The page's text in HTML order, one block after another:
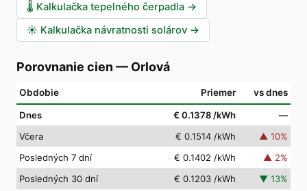
🌡️ Kalkulačka tepelného čerpadla →
☀️ Kalkulačka návratnosti solárov →
Porovnanie cien — Orlová
Obdobie Priemer vs dnes
Dnes € 0.1378 /kWh
—
Včera
€ 0.1514 /kWh ▲ 10%
Posledných 7 dní
€ 0.1402 /kWh ▲ 2%
Posledných 30 dní
€ 0.1203 /kWh ▼ 13%